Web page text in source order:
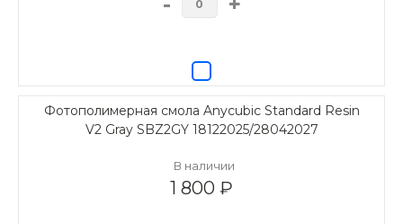
Фотополимерная смола Anycubic Standard Resin
V2 Gray SBZ2GY 18122025/28042027
В наличии
1 800 ₽